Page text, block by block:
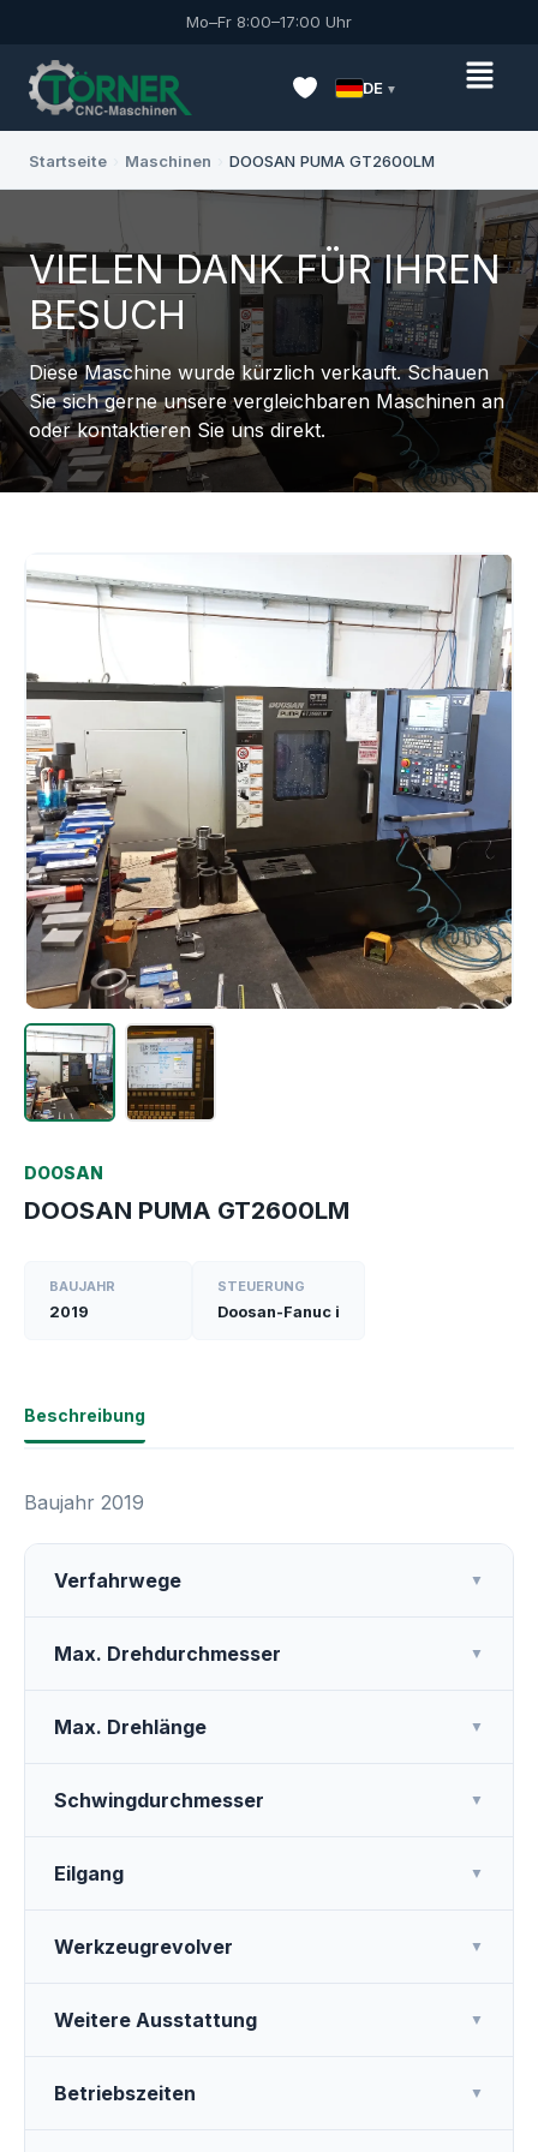
Mo–Fr 8:00–17:00 Uhr
DE
Startseite Maschinen DOOSAN PUMA GT2600LM
VIELEN DANK FÜR IHREN
BESUCH
Diese Maschine wurde kürzlich verkauft. Schauen
Sie sich gerne unsere vergleichbaren Maschinen an
oder kontaktieren Sie uns direkt.
DOOSAN
DOOSAN PUMA GT2600LM
BAUJAHR
2019
STEUERUNG
Doosan-Fanuc i
Beschreibung
Baujahr 2019
Verfahrwege ▼
Max. Drehdurchmesser ▼
Max. Drehlänge ▼
Schwingdurchmesser ▼
Eilgang ▼
Werkzeugrevolver ▼
Weitere Ausstattung ▼
Betriebszeiten ▼